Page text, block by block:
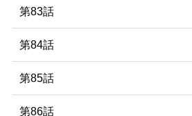
第83話
第84話
第85話
第86話